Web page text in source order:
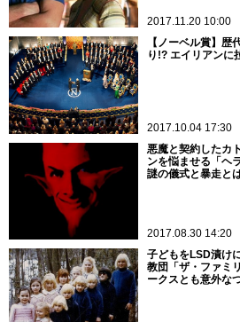
2017.11.20 10:00
【ノーベル賞】歴
り!? エイリアンに
2017.10.04 17:30
悪魔と契約したカ
ンを悩ませる「ヘ
謎の儀式と暴走と
2017.08.30 14:20
子どもをLSD漬け
教団「ザ・ファミ
ークスとも意外な